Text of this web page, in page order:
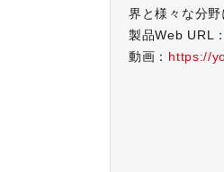
界と様々な分野
製品Web URL：
動画： https://